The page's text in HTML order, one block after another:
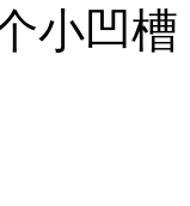
小凹